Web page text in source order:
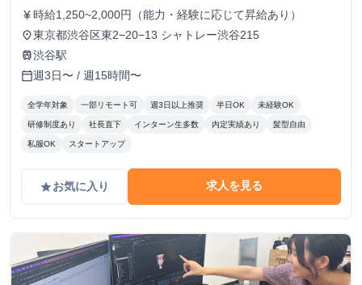
currency_yen 時給1,250~2,000円（能力・経験に応じて昇給あり）
place東京都渋谷区東2−20−13 シャトレー渋谷215
train渋谷駅
calendar_today週3日〜 / 週15時間〜
全学年対象 一部リモート可 週3日以上推奨 半日OK 未経験OK
研修制度あり 社長直下 インターン生多数 内定実績あり 髪型自由
私服OK スタートアップ
gradeお気に入り 求人を見る